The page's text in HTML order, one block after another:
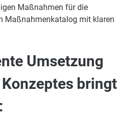
Maßnahmen für die
Maßnahmenkatalog mit klaren
Umsetzung
bringt